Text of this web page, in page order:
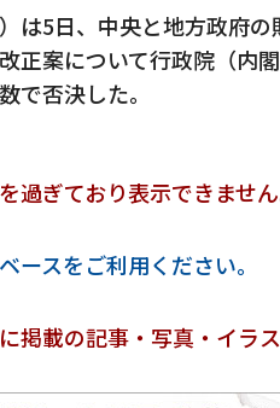
は5日、中央と地方政府
正案について行政院（内
で否決した。
過ぎており表示できません
ースをご利用ください。
掲載の記事・写真・イラ